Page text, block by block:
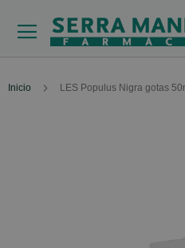
Inicio LES Populus Nigra gotas